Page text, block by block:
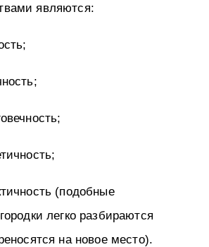
являются:
(подобные
легко разбираются
на новое место).